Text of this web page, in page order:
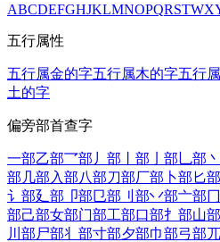
ABCDEFGHJKLMNOPQRSTWX
五行属性
五行属金的字五行属木的字五行
土的字
偏旁部首查字
一部乙部乛部 丿部 丨部 亅部 乚部
部 几部 入部八部刀部厂部 卜部 匕部
讠部廴部 卩部㔾部 刂部丷部亠部
部己部女部门部工部口部扌部山部
川部尸部丬部寸部夕部巾部弓部